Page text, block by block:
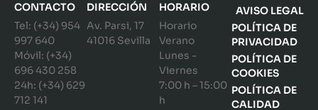
CONTACTO
Tel: (+34) 954
997 640
Móvil: (+34)
696 430 258
24h: (+34) 629
712 141
DIRECCIÓN
Av. Parsi, 17
41016 Sevilla
HORARIO
Horario
Verano
Lunes -
Viernes
7:00 h – 15:00
h
AVISO LEGAL
POLÍTICA DE
PRIVACIDAD
POLÍTICA DE
COOKIES
POLÍTICA DE
CALIDAD